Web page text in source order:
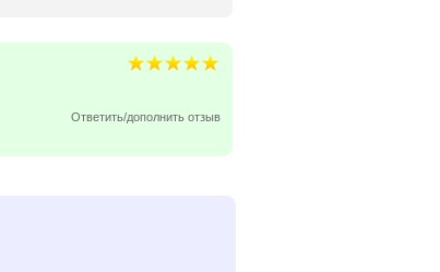
Ответить/дополнить отзыв